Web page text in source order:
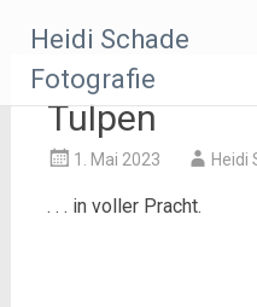
Inhalt
springen
Heidi Schade
Fotografie
Tulpen
1. Mai 2023 Heidi
. . . in voller Pracht.